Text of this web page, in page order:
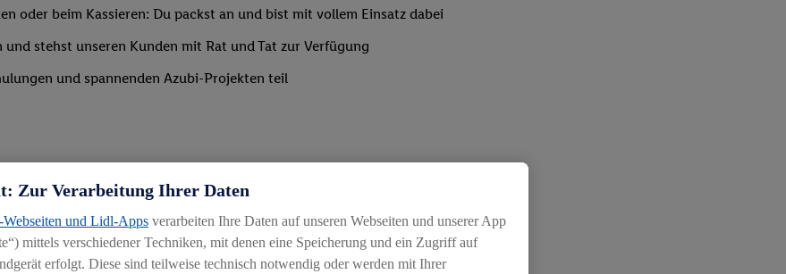
oder beim Kassieren: Du packst an und bist mit vollem Einsatz dabei
stehst unseren Kunden mit Rat und Tat zur Verfügung
und spannenden Azubi-Projekten teil
Zur Verarbeitung Ihrer Daten
und Lidl-Apps verarbeiten Ihre Daten auf unseren Webseiten und unserer App
mittels verschiedener Techniken, mit denen eine Speicherung und ein Zugriff auf
erfolgt. Diese sind teilweise technisch notwendig oder werden mit Ihrer